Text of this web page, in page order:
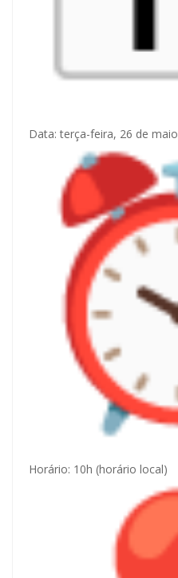
Data: terça-feira, 26 de maio
Horário: 10h (horário local)